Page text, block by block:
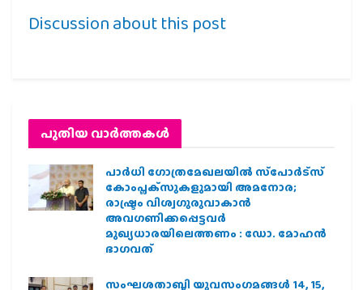
Discussion about this post
പുതിയ വാര്‍ത്തകള്‍
പാര്‍ധി ഗോത്രമേഖലയില്‍ സ്‌പോര്‍ട്‌സ്
കോംപ്ലക്‌സുകളുമായി അമനോര;
രാഷ്ട്രം വിശ്വഗുരുവാകാന്‍
അവഗണിക്കപ്പെട്ടവര്‍
മുഖ്യധാരയിലെത്തണം : ഡോ. മോഹന്‍
ഭാഗവത്
സംഘശതാബ്ദി യുവസംഗമങ്ങള്‍ 14, 15,